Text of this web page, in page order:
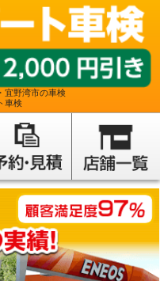
宜野湾市の車検
車検